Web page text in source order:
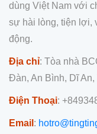
dùng Việt Nam với
sự hài lòng, tiện lợi,
động.
Địa chỉ: Tòa nhà
Đàn, An Bình, Dĩ An,
Điện Thoại:
Email :